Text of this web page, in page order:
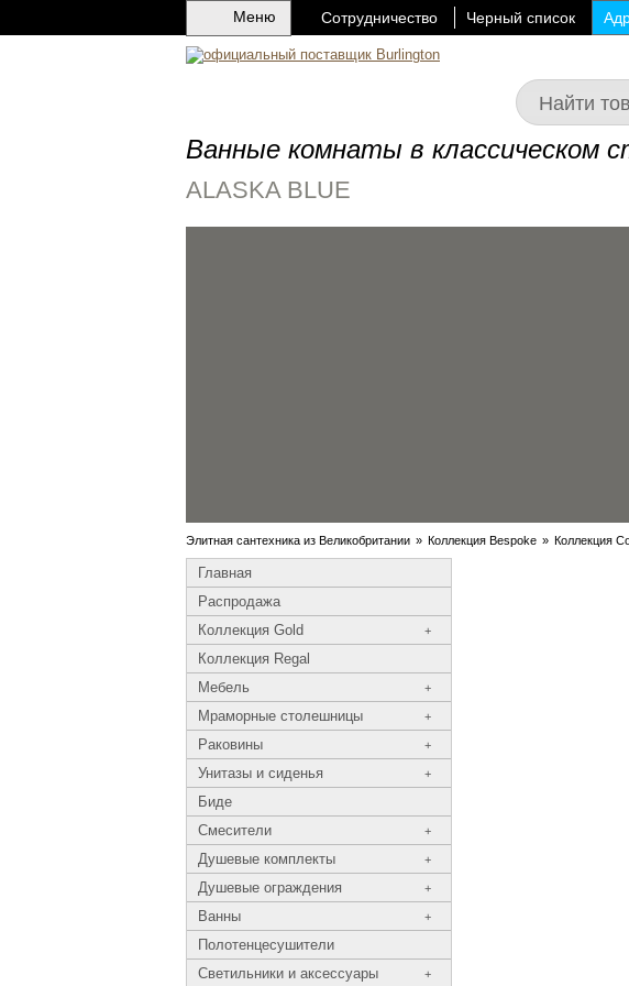
Сотрудничество Черный список
Меню
Ванные комнаты в классическом
ALASKA BLUE
Элитная сантехника из Великобритании » Коллекция Bespoke » Коллекция
Главная
Распродажа
Коллекция Gold
+
Коллекция Regal
Мебель
+
Мраморные столешницы +
Раковины +
Унитазы и сиденья +
Биде
Смесители
+
Душевые комплекты +
Душевые ограждения +
Ванны +
Полотенцесушители
Светильники и аксессуары
+